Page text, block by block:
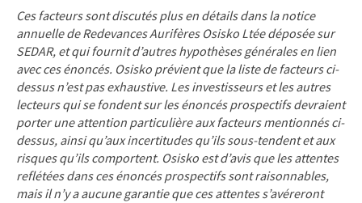
Ces facteurs sont discutés plus en détails dans la notice
annuelle de Redevances Aurifères Osisko Ltée déposée sur
SEDAR, et qui fournit d’autres hypothèses générales en lien
avec ces énoncés. Osisko prévient que la liste de facteurs ci-
dessus n’est pas exhaustive. Les investisseurs et les autres
lecteurs qui se fondent sur les énoncés prospectifs devraient
porter une attention particulière aux facteurs mentionnés ci-
dessus, ainsi qu’aux incertitudes qu’ils sous-tendent et aux
risques qu’ils comportent. Osisko est d’avis que les attentes
reflétées dans ces énoncés prospectifs sont raisonnables,
mais il n’y a aucune garantie que ces attentes s’avéreront